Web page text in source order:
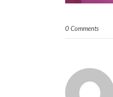
0 Comments